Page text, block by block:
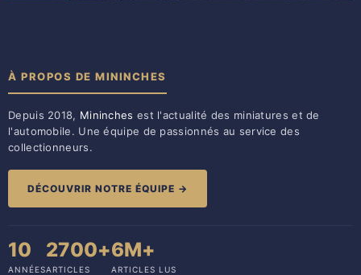
À PROPOS DE MININCHES
Depuis 2018, Mininches est l'actualité des miniatures et de
l'automobile. Une équipe de passionnés au service des
collectionneurs.
DÉCOUVRIR NOTRE ÉQUIPE →
10
ANNÉES
2700+
ARTICLES
6M+
ARTICLES LUS